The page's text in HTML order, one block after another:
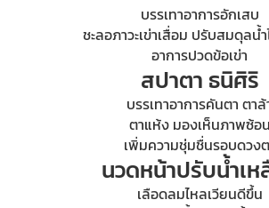
บรรเทาอาการอักเสบ
ชะลอภาวะเข่าเสื่อม ปรับสมดุลน้
อาการปวดข้อเข่า
สปาตา ธนิศิริ
บรรเทาอาการคันตา ตาล้
ตาแห้ง มองเห็นภาพซ้อน
เพิ่มความชุ่มชื่นรอบดวง
นวดหน้าปรับน้ำเห
เลือดลมไหลเวียนดีขึ้น